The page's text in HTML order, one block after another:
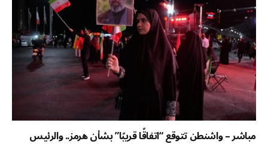
مباشر – واشنطن تتوقع “اتفاقًا قريبًا” بشأن هرمز.. والرئيس